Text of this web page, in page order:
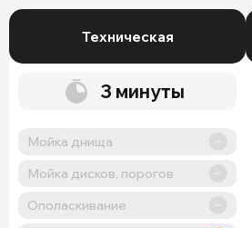
Техническая
3 минуты
Мойка днища
Мойка дисков, порогов
Ополаскивание